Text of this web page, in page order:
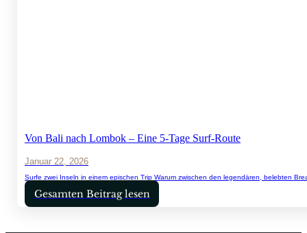
Von Bali nach Lombok – Eine 5-Tage Surf-Route
Januar 22, 2026
Surfe zwei Inseln in einem epischen Trip Warum zwischen den legendären, belebten
Gesamten Beitrag lesen